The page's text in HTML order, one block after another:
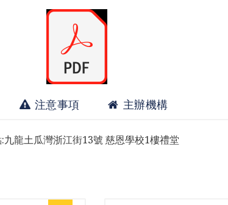
注意事項 主辦機構
龍土瓜灣浙江街13號 慈恩學校1樓禮堂